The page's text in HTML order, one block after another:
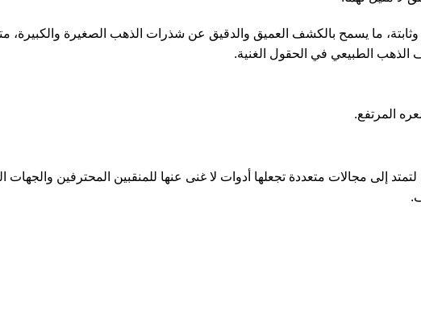
المرتفع.
لتمتد إلى مجالات متعددة تجعلها أدوات لا غنى عنها للمنقبين المحترفين والجهات